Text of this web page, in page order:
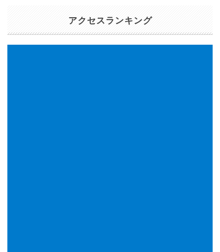
アクセスランキング